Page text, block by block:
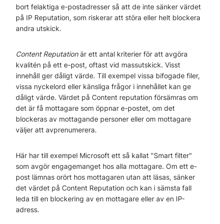
bort felaktiga e-postadresser så att de inte sänker värdet
på IP Reputation, som riskerar att störa eller helt blockera
andra utskick.
Content Reputationär ett antal kriterier för att avgöra
kvalitén på ett e-post, oftast vid massutskick. Visst
innehåll ger dåligt värde. Till exempel vissa bifogade filer,
vissa nyckelord eller känsliga frågor i innehållet kan ge
dåligt värde. Värdet på Content reputation försämras om
det är få mottagare som öppnar e-postet, om det
blockeras av mottagande personer eller om mottagare
väljer att avprenumerera.
Här har till exempel Microsoft ett så kallat "Smart filter"
som avgör engagemanget hos alla mottagare. Om ett e-
post lämnas orört hos mottagaren utan att läsas, sänker
det värdet på Content Reputation och kan i sämsta fall
leda till en blockering av en mottagare eller av en IP-
adress.